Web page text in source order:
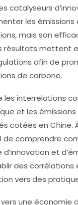
catalyseurs
les émissions
mais son
résultats mettent
afin de
de carbone.
interrelations
et les
cotées en Chine.
de comprendre
et
des corrélations
vers des
vers une